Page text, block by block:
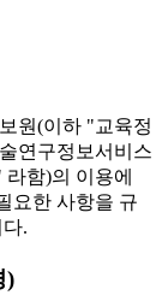
원(이하 "교육정
연구정보서비스
함)의 이용에
요한 사항을 규
.
)